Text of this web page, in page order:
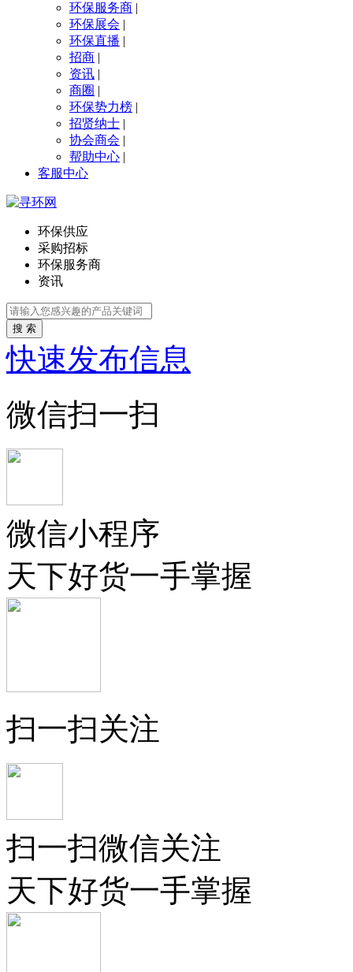
环保服务商 |
环保展会 |
环保直播 |
招商 |
资讯 |
商圈 |
环保势力榜 |
招贤纳士 |
协会商会 |
帮助中心 |
客服中心
环保供应
采购招标
环保服务商
资讯
搜 索
快速发布信息
微信扫一扫
微信小程序
天下好货一手掌握
扫一扫关注
扫一扫微信关注
天下好货一手掌握